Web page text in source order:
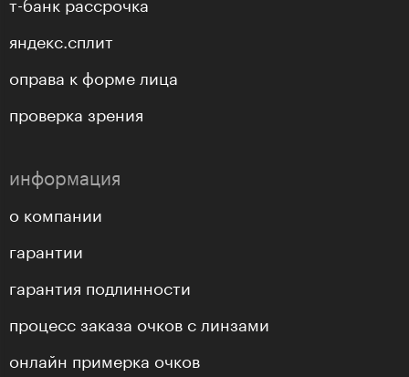
яндекс.сплит
оправа к форме лица
проверка зрения
информация
о компании
гарантии
гарантия подлинности
процесс заказа очков с линзами
онлайн примерка очков